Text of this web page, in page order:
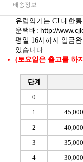
배송정보
유럽악기는 CJ 대한
운택배: http://
평일 16시까지 입금
있습니다.
(토요일은 출고를 하
단계
0
1
2
3
4